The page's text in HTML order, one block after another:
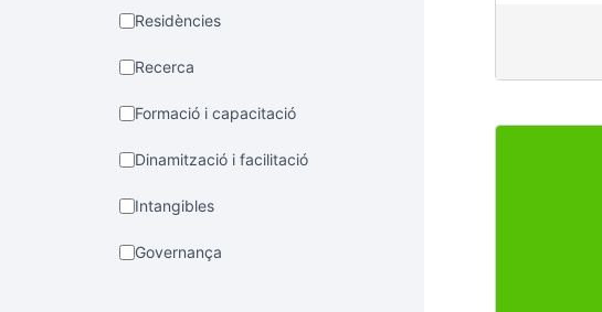
Residències
Recerca
Formació i capacitació
Dinamització i facilitació
Intangibles
Governança